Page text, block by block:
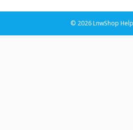
© 2026 LnwShop